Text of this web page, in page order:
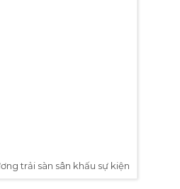
trải sàn sân khấu sự kiện